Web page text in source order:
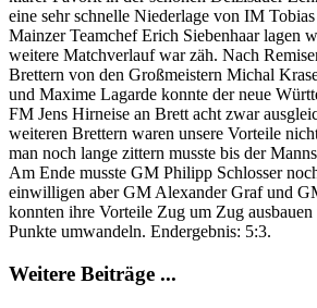
eine sehr schnelle Niederlage von IM
Mainzer Teamchef Erich Siebenhaar lagen
weitere Matchverlauf war zäh. Nach
Brettern von den Großmeistern Michal
und Maxime Lagarde konnte der neue
FM Jens Hirneise an Brett acht zwar
weiteren Brettern waren unsere Vorteile
man noch lange zittern musste bis der
Am Ende musste GM Philipp Schlosser
einwilligen aber GM Alexander Graf und
konnten ihre Vorteile Zug um Zug
Punkte umwandeln. Endergebnis: 5:3.
Weitere Beiträge ...